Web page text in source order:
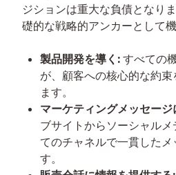
ジションは重大な負債となり
礎的な戦略的アンカーとして機
製品開発を導く: すべての
が、顧客への核心的な約
ます。
マーケティングメッセー
ブサイトからソーシャル
てのチャネルで一貫したメ
す。